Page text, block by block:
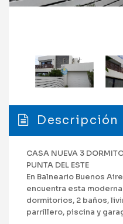
Descripción
CASA NUEVA 3
PUNTA DEL ESTE
En Balneario Buenos
encuentra esta
dormitorios, 2 baños,
parrillero, piscina y